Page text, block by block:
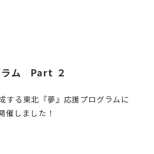
ラム Part ２
する東北『夢』応援プログラムに
催しました！